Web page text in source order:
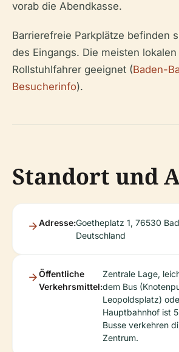
vorab die Abendkasse.
Barrierefreie Parkplätze befinden
des Eingangs. Die meisten
Rollstuhlfahrer geeignet (Baden-
Besucherinfo).
Standort und
Adresse:Goetheplatz 1, 76530
Deutschland
Öffentliche
Verkehrsmittel:
Zentrale Lage,
dem Bus
Leopoldsplatz)
Hauptbahnhof ist
Busse verkehren
Zentrum.